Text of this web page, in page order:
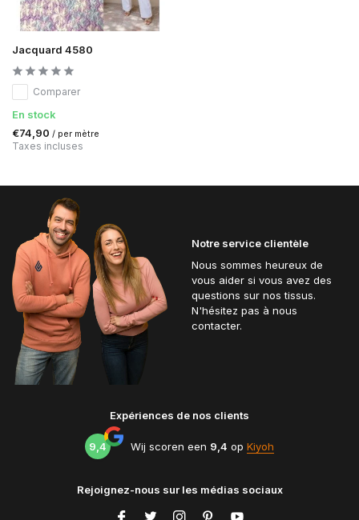
Jacquard 4580
Comparer
En stock
€74,90 / per mètre
Taxes incluses
Notre service clientèle
Nous sommes heureux de
vous aider si vous avez des
questions sur nos tissus.
N'hésitez pas à nous
contacter.
Expériences de nos clients
9,4 Wij scoren een 9,4 op Kiyoh
Rejoignez-nous sur les médias sociaux